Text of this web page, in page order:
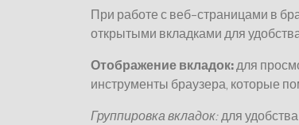
При работе с веб-страницами в
открытыми вкладками для
Отображение вкладок:для
инструменты браузера, которые
Группировка вкладок:для